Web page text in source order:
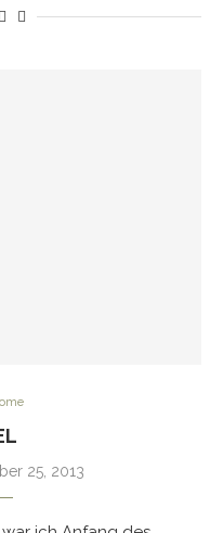
25, 2013